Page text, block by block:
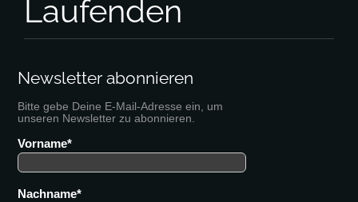
Laufenden
Newsletter abonnieren
Bitte gebe Deine E-Mail-Adresse ein, um
unseren Newsletter zu abonnieren.
Vorname
Nachname